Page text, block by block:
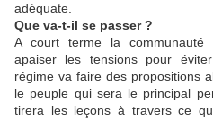
adéquate.
Que va-t-il se passer ?
A court terme la communauté
apaiser les tensions pour
régime va faire des propositions
le peuple qui sera le principal
tirera les leçons à travers ce